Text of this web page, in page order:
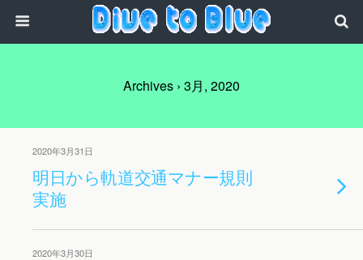
Archives › 3月, 2020
2020年3月31日
明日から軌道交通マナー規則
実施
2020年3月30日